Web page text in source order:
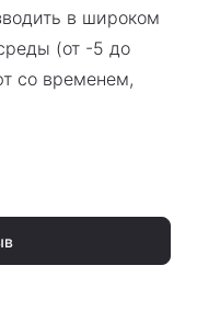
в широком
(от -5 до
со временем,
воды и истиранию.